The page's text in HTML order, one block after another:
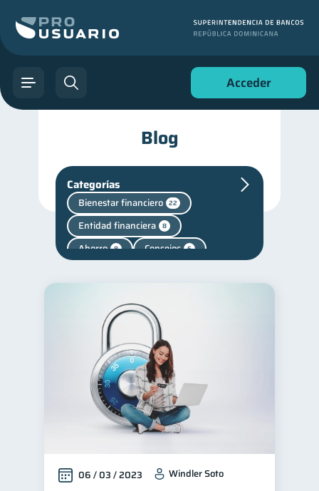
Acceder
Blog
Categorías
Bienestar financiero 22
Entidad financiera 8
Ahorro 8 Consejos 6
Finanzas personales
Manejo de deudas 31
Educación financiera 31
Finanzas para jóvenes 30
Control de deudas 30
Finanzas familiares 25
Inclusión financiera 22
Finanzas para mujeres 20
06 / 03 / 2023 Windler Soto